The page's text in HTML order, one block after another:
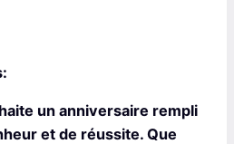
un anniversaire rempli
et de réussite. Que